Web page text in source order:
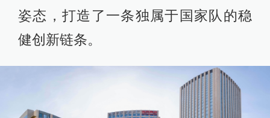
姿态，打造了一条独属于国家队的稳
健创新链条。